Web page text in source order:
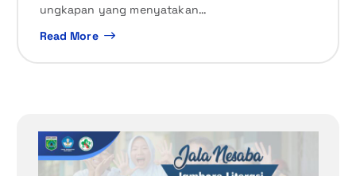
ungkapan yang menyatakan…
Read More